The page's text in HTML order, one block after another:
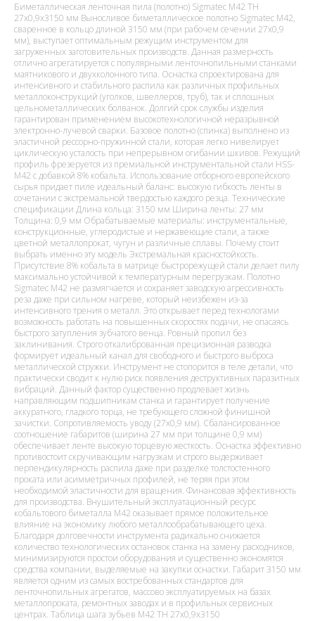
Биметаллическая ленточная пила (полотно) Sigmatec M42 TH
27х0,9x3150 мм Выносливое биметаллическое полотно Sigmatec M42,
сваренное в кольцо длиной 3150 мм (при рабочем сечении 27x0,9
мм), выступает оптимальным режущим инструментом для
загруженных заготовительных производств. Данная размерность
отлично агрегатируется с популярными ленточнопильными станками
маятникового и двухколонного типа. Оснастка спроектирована для
интенсивного и стабильного распила как различных профильных
металлоконструкций (уголков, швеллеров, труб), так и сплошных
цельнометаллических болванок. Долгий срок службы изделия
гарантирован применением высокотехнологичной неразрывной
электронно-лучевой сварки. Базовое полотно (спинка) выполнено из
эластичной рессорно-пружинной стали, которая легко нивелирует
циклическую усталость при непрерывном огибании шкивов. Режущий
профиль фрезеруется из премиальной инструментальной стали HSS-
M42 с добавкой 8% кобальта. Использование отборного европейского
сырья придает пиле идеальный баланс: высокую гибкость ленты в
сочетании с экстремальной твердостью каждого резца. Технические
спецификации Длина кольца: 3150 мм Ширина ленты: 27 мм
Толщина: 0,9 мм Обрабатываемые материалы: инструментальные,
конструкционные, углеродистые и нержавеющие стали, а также
цветной металлопрокат, чугун и различные сплавы. Почему стоит
выбрать именно эту модель Экстремальная красностойкость.
Присутствие 8% кобальта в матрице быстрорежущей стали делает пилу
максимально устойчивой к температурным перегрузкам. Полотно
Sigmatec M42 не размягчается и сохраняет заводскую агрессивность
реза даже при сильном нагреве, который неизбежен из-за
интенсивного трения о металл. Это открывает перед технологами
возможность работать на повышенных скоростях подачи, не опасаясь
быстрого затупления зубчатого венца. Ровный пропил без
заклинивания. Строго откалиброванная прецизионная разводка
формирует идеальный канал для свободного и быстрого выброса
металлической стружки. Инструмент не стопорится в теле детали, что
практически сводит к нулю риск появления деструктивных паразитных
вибраций. Данный фактор существенно продлевает жизнь
направляющим подшипникам станка и гарантирует получение
аккуратного, гладкого торца, не требующего сложной финишной
зачистки. Сопротивляемость уводу (27х0,9 мм). Сбалансированное
соотношение габаритов (ширина 27 мм при толщине 0,9 мм)
обеспечивает ленте высокую торцевую жесткость. Оснастка эффективно
противостоит скручивающим нагрузкам и строго выдерживает
перпендикулярность распила даже при разделке толстостенного
проката или асимметричных профилей, не теряя при этом
необходимой эластичности для вращения. Финансовая эффективность
для производства. Внушительный эксплуатационный ресурс
кобальтового биметалла M42 оказывает прямое положительное
влияние на экономику любого металлообрабатывающего цеха.
Благодаря долговечности инструмента радикально снижается
количество технологических остановок станка на замену расходников,
минимизируются простои оборудования и существенно экономятся
средства компании, выделяемые на закупки оснастки. Габарит 3150 мм
является одним из самых востребованных стандартов для
ленточнопильных агрегатов, массово эксплуатируемых на базах
металлопроката, ремонтных заводах и в профильных сервисных
центрах. Таблица шага зубьев M42 TH 27x0,9x3150